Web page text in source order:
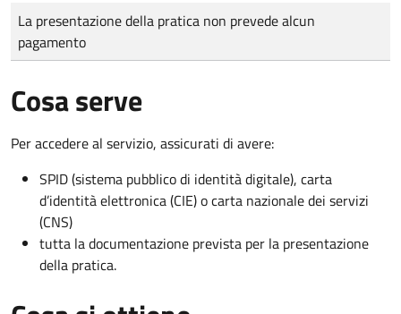
Tipo di pagamento
Importo
La presentazione della pratica non prevede alcun
pagamento
Cosa serve
Per accedere al servizio, assicurati di avere:
SPID (sistema pubblico di identità digitale), carta
d’identità elettronica (CIE) o carta nazionale dei servizi
(CNS)
tutta la documentazione prevista per la presentazione
della pratica.